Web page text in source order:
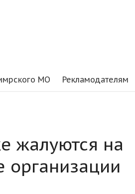
МО Рекламодателям
жалуются на
организации